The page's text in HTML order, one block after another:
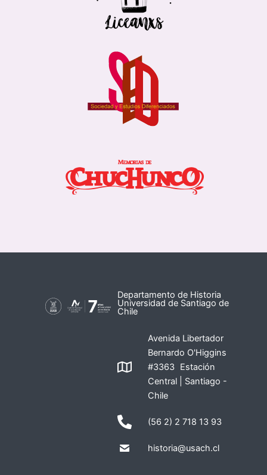
Departamento de Historia
Universidad de Santiago de
Chile
Avenida Libertador
Bernardo O'Higgins
#3363 Estación
Central | Santiago -
Chile
(56 2) 2 718 13 93
historia@usach.cl